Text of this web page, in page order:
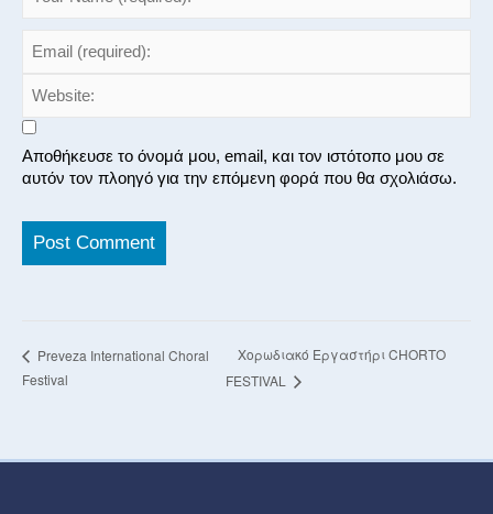
Αποθήκευσε το όνομά μου, email, και τον ιστότοπο μου σε
αυτόν τον πλοηγό για την επόμενη φορά που θα σχολιάσω.
Preveza International Choral
Festival
Χορωδιακό Εργαστήρι CHORTO
FESTIVAL